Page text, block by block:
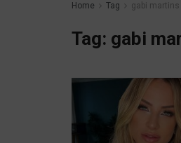
Home Tag gabi
Tag: gabi